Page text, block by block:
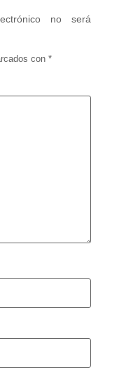
no será
con *